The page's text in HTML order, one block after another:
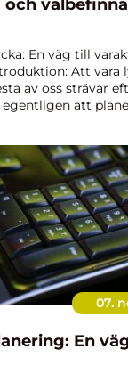
En väg till
Att vara
av oss strävar
egentligen att
07.
En